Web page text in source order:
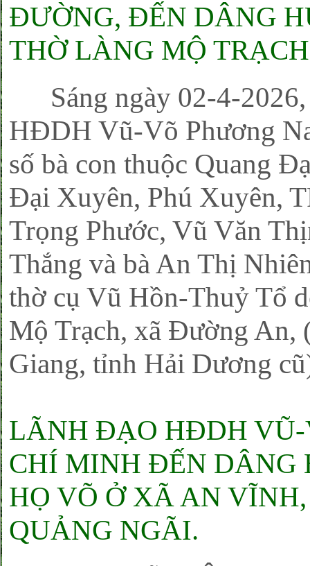
ĐƯỜNG, ĐẾN DÂNG
THỜ LÀNG MỘ
Sáng ngày 02-4-2026,
HĐDH Vũ-Võ Phương
số bà con thuộc Quang
Đại Xuyên, Phú Xuyên,
Trọng Phước, Vũ Văn
Thắng và bà An Thị
thờ cụ Vũ Hồn-Thuỷ Tổ
Mộ Trạch, xã Đường An,
Giang, tỉnh Hải Dương
LÃNH ĐẠO HĐDH VŨ-
CHÍ MINH ĐẾN DÂNG
HỌ VÕ Ở XÃ AN
QUẢNG NGÃI.